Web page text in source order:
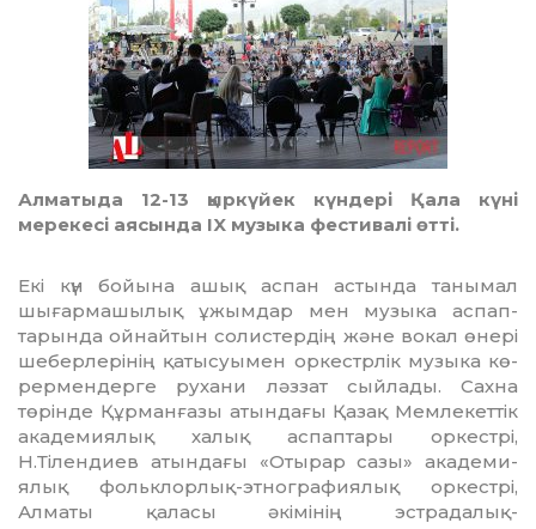
Алматыда 12-13 қыркүйек күндері Қала күні
мерекесі аясында IX музыка фестивалі өтті.
Екі күн бойына ашық аспан астында танымал
шығармашы­лық ұжымдар мен музыка аспап­
тарында ойнайтын солистердің және вокал өнері
шеберлерінің қа­тысуымен оркестрлік музыка кө­
рермендерге рухани ләззат сый­лады. Сахна
төрінде Құр­ман­ғазы атындағы Қазақ Мем­ле­кет­тік
академиялық халық аспап­та­ры оркестрі,
Н.Тілендиев атын­­дағы «Отырар сазы» ака­де­ми­
ялық фольк­лорлық-эт­ног­ра­фиялық оркестрі,
Алматы қа­ласы әкімі­нің эстрада­лық-